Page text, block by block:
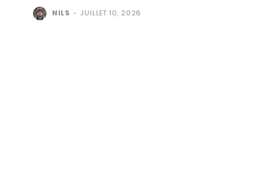
NILS - JUILLET 10, 2026